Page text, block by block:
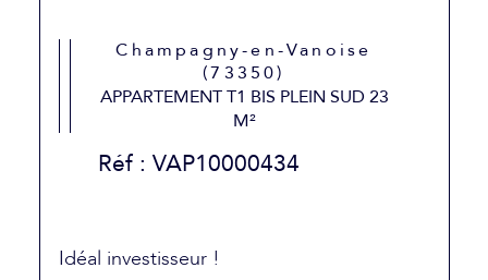
Champagny-en-Vanoise
(73350)
APPARTEMENT T1 BIS PLEIN SUD 23
M²
Réf : VAP10000434
Idéal investisseur !